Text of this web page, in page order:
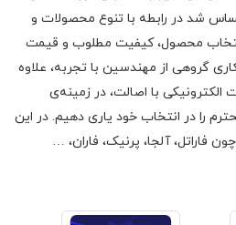
شد در رابطه با تنوع محصولات و
محصول، کیفیت مطلوب و قیمت
گروهی از مهندسین با تجربه، علاوه
الکترونیکی با اصالت، در زمینه‌ی
را در انتخاب خود یاری دهیم. در این
فاراتل، آلجا، پرنیک، فاران، …